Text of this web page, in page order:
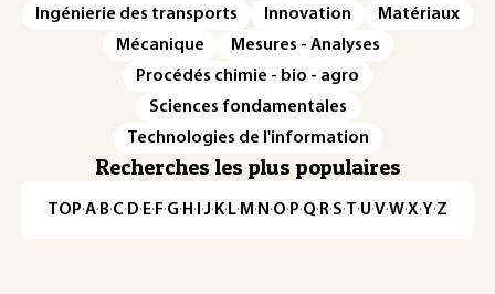
Ingénierie des transports
Innovation
Matériaux
Mécanique
Mesures - Analyses
Procédés chimie - bio - agro
Sciences fondamentales
Technologies de l'information
Recherches les plus populaires
TOP·A·B·C· D· E· F·G· H · ·J· K· L· M · N ·O· P·Q· R·S·T·U·V·W·X·Y·Z